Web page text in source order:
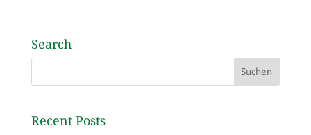
Search
Recent Posts